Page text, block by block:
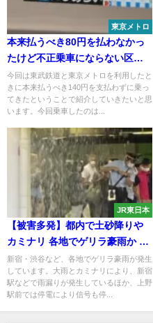
東京メトロ
本来払うべき80円を払わなかっ
たけど不正乗車にならない区間
を紹介
今回は東武鉄道と東京メトロを利用したと
きに本来払うべき140円を支払わずに乗っ
てきたということで紹介していきたいと思
います。今回乗車したのは...
JR東日本
【被害多発】都内で土砂降りや
カミナリ 各地でゲリラ豪雨か 新
宿では浸水や雨漏り被害 上野で
は停電も
新宿・渋谷など、各地でゲリラ豪雨が発生
しています。大雨とカミナリにより、新宿
駅などで雨漏りが発生しているほか、上野
駅前では停電により信号も停...